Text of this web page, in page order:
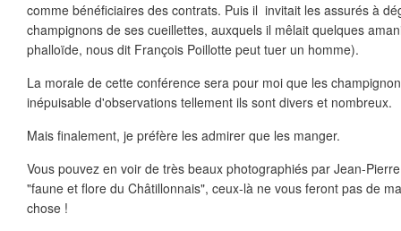
comme bénéficiaires des contrats. Puis il invitait les assurés à
champignons de ses cueillettes, auxquels il mêlait quelques
phalloïde, nous dit François Poillotte peut tuer un homme).
La morale de cette conférence sera pour moi que les
inépuisable d'observations tellement ils sont divers et nombreux.
Mais finalement, je préfère les admirer que les manger.
Vous pouvez en voir de très beaux photographiés par Jean-
"faune et flore du Châtillonnais", ceux-là ne vous feront pas de
chose !